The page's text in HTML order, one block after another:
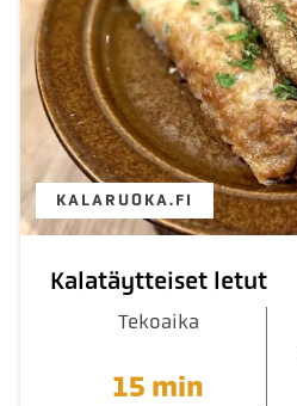
KALARUOKA.FI
Kalatäytteiset letut
Tekoaika
15 min